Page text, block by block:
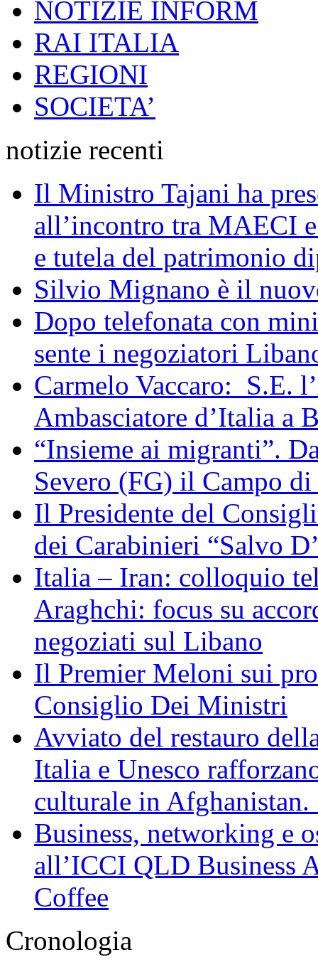
NOTIZIE INFORM
RAI ITALIA
REGIONI
SOCIETA’
notizie recenti
Il Ministro Tajani ha
all’incontro tra MAECI
e tutela del patrimonio
Silvio Mignano è il
Dopo telefonata con
sente i negoziatori
Carmelo Vaccaro: S.E.
Ambasciatore d’Italia a
“Insieme ai migranti”.
Severo (FG) il Campo
Il Presidente del
dei Carabinieri “Salvo
Italia – Iran: colloquio
Araghchi: focus su
negoziati sul Libano
Il Premier Meloni sui
Consiglio Dei Ministri
Avviato del restauro
Italia e Unesco
culturale in
Business, networking e
all’ICCI QLD Business
Coffee
Cronologia